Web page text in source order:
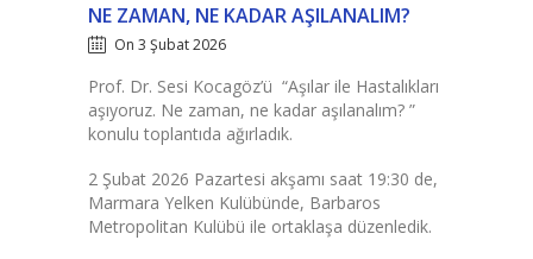
NE ZAMAN, NE KADAR AŞILANALIM?
On 3 Şubat 2026
Prof. Dr. Sesi Kocagöz’ü “Aşılar ile Hastalıkları
aşıyoruz. Ne zaman, ne kadar aşılanalım? ”
konulu toplantıda ağırladık.
2 Şubat 2026 Pazartesi akşamı saat 19:30 de,
Marmara Yelken Kulübünde, Barbaros
Metropolitan Kulübü ile ortaklaşa düzenledik.